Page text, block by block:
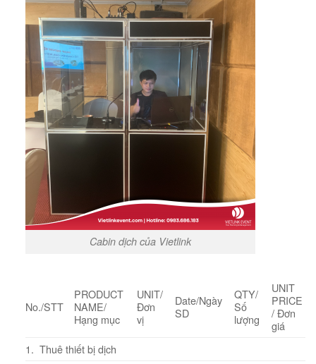
Cabin dịch của Vietlink
No./STT
PRODUCT
NAME/
Hạng mục
UNIT/
Đơn
vị
Date/Ngày
SD
QTY/
Số
lượng
UNIT
PRICE
/ Đơn
giá
1. Thuê thiết bị dịch